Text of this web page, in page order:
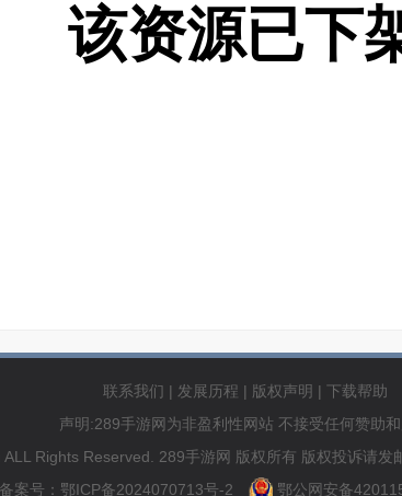
该资源已下
联系我们 | 发展历程 | 版权声明 | 下载帮助
声明:289手游网为非盈利性网站 不接受任何赞助
Rights Reserved. 289手游网 版权所有 版权投诉请
备案号：鄂ICP备2024070713号-2
鄂公网安备